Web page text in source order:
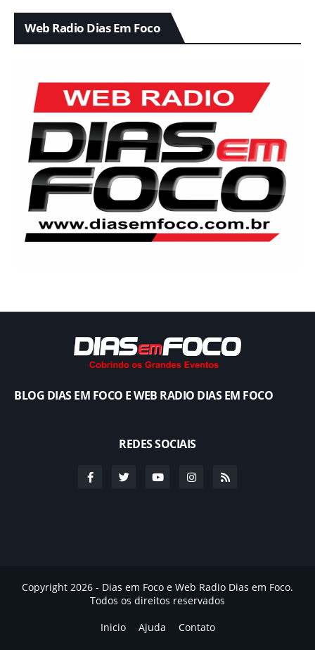
Web Radio Dias Em Foco
BLOG DIAS EM FOCO E WEB RADIO DIAS EM FOCO
REDES SOCIAIS
Copyright 2026 - Dias em Foco e Web Radio Dias em Foco.
Todos os direitos reservados
Inicio
Ajuda Contato